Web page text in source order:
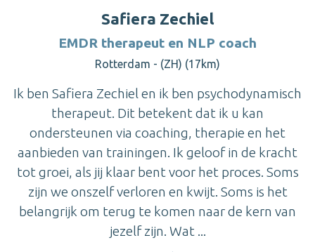
Safiera Zechiel
EMDR therapeut en NLP coach
Rotterdam - (ZH) (17km)
Ik ben Safiera Zechiel en ik ben psychodynamisch
therapeut. Dit betekent dat ik u kan
ondersteunen via coaching, therapie en het
aanbieden van trainingen. Ik geloof in de kracht
tot groei, als jij klaar bent voor het proces. Soms
zijn we onszelf verloren en kwijt. Soms is het
belangrijk om terug te komen naar de kern van
jezelf zijn. Wat ...